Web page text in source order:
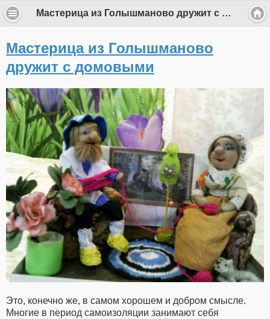
Мастерица из Голышманово дружит с домовыми
Мастерица из Голышманово
дружит с домовыми
Это, конечно же, в самом хорошем и добром смысле.
Многие в период самоизоляции занимают себя